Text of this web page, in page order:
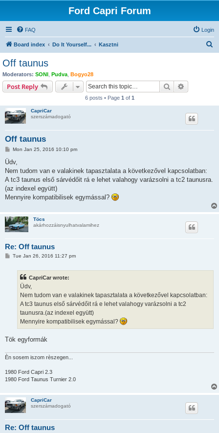
Ford Capri Forum
FAQ Login
Board index Do It Yourself... Kasztni
Off taunus
Moderators: SONI Pudva Bogyo28
Post Reply Search
6 posts • Page 1 of 1
CapriCar
szerszámadogató
Off taunus
P
s
Mon Jan 25, 2016 10:10 pm
Üdv,
Nem tudom van e valakinek tapasztalata a következővel kapcsolatban:
A tc3 taunus első sárvédőit rá e lehet valahogy varázsolni a tc2 taunusra.
(az indexel együtt)
Mennyire kompatibilisek egymással?
Töcs
akárhozzáisnyulhatvalamihez
Re: Off taunus
PTue Jan 26, 2016 11:27 pm
CapriCar wrote:
Üdv,
Nem tudom van e valakinek tapasztalata a következővel kapcsolatban:
A tc3 taunus első sárvédőit rá e lehet valahogy varázsolni a tc2
taunusra.(az indexel együtt)
Mennyire kompatibilisek egymással?
Tök egyformák
Èn sosem iszom rèszegen...
1980 Ford Capri 2.3
1980 Ford Taunus Turnier 2.0
CapriCar
szerszámadogató
Re: Off taunus